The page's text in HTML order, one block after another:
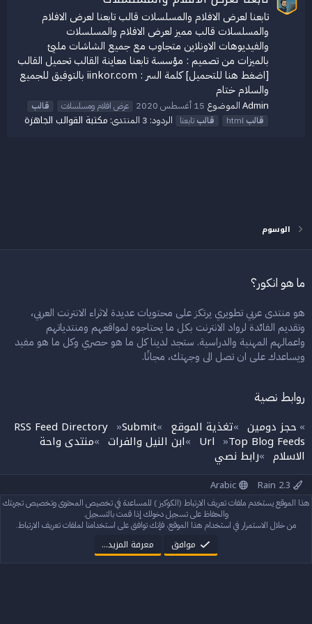
تابعنا لعرض الافلام والمسلسلات قالب تابعنا لعرض الافلام
والمسلسلات قالب مميز لعرض الافلام والمسلسلات
والفيديوهات الاونلاين متجاوب مع جميع الشاشات مليئ
بالميزات من تصميم : مؤسسة تابعنا معاينة القالب تحميل القالب
[اضغط هنا للتحميل] كلمة السر : iinkor.com بالتوفيق للجميع
والسلام ختام
Admin الموضوع 15 أغسطس 2020 عرض افلام ومسلسلات
قالب
قالب
قالب تابعنا الردود: 3 المنتدى: مكتبة القوالب الجاهزة
الوسوم
ما هو انكور؟
هو منتدى عربي تطويري يرتكز على محتويات عديدة لاثراء الانترنت العربي،
وتقديم الفائدة لرواد الانترنت بكل ما يحتاجوه لمواقعهم ومنتدياتهم
واعمالهم المهنية والدراسية. ستجد لدينا كل ما هو حصري وكل ما هو مفيد
ويساعدك على ان تصل الى وجهتك، مجانًا.
روابط نصية
» حجز دومين »تغذية الموقع »
RSS Feed Directory »Submit
Url »Top Blog Feeds
»ابن النيل والفرات »منتدى واحة
الاسلام »رابط نصي
Arabic
إتصل بنا الشروط والقوانين سياسة الخصوصية مساعدة الرئيسية R
Community platform by XenForo® © 2010-2024 XenForo Ltd.
Rain theme made by
هذا الموقع يستخدم ملفات تعريف الارتباط (الكوكيز ) للمساعدة في تخصيص المحتوى وتخصيص تجربتك
والحفاظ على تسجيل دخولك إذا قمت بالتسجيل.
من خلال الاستمرار في استخدام هذا الموقع، فإنك توافق على استخدامنا لملفات تعريف الارتباط.
موافق معرفة المزيد…